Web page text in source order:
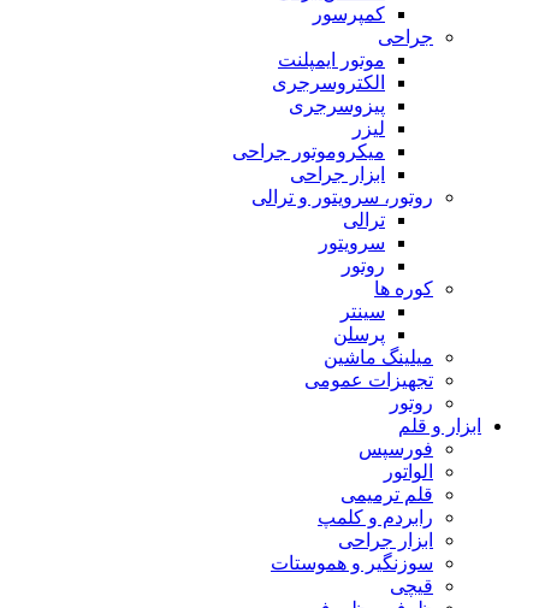
کمپرسور
جراحی
موتور ایمپلنت
الکتروسرجری
پیزوسرجری
لیزر
میکروموتور جراحی
ابزار جراحی
روتور، سرویتور و ترالی
ترالی
سرویتور
روتور
کوره ها
سینتر
پرسلن
میلینگ ماشین
تجهیزات عمومی
روتور
ابزار و قلم
فورسپس
الواتور
قلم ترمیمی
رابردم و کلمپ
ابزار جراحی
سوزنگیر و هموستات
قیچی